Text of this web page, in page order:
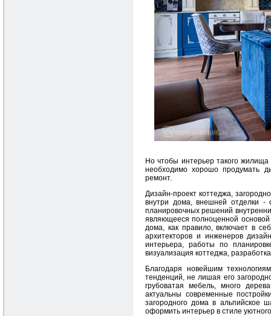
Но чтобы интерьер такого
необходимо хорошо продумать
ремонт.
Дизайн-проект коттеджа,
внутри дома, внешней отделки -
планировочных решений
являющееся полноценной основой
дома, как правило, включает в
архитекторов и инженеров
интерьера, работы по
визуализация коттеджа,
Благодаря новейшим
тенденций, не лишая его
грубоватая мебель, много
актуальны современные
загородного дома в альпийское
оформить интерьер в стиле